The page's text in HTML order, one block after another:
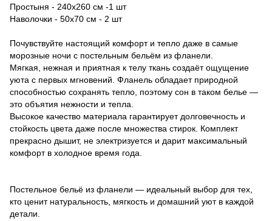
Простыня - 240х260 см -1 шт
Наволочки - 50х70 см - 2 шт
Почувствуйте настоящий комфорт и тепло даже в самые
морозные ночи с постельным бельём из фланели.
Мягкая, нежная и приятная к телу ткань создаёт ощущение
уюта с первых мгновений. Фланель обладает природной
способностью сохранять тепло, поэтому сон в таком белье —
это объятия нежности и тепла.
Высокое качество материала гарантирует долговечность и
стойкость цвета даже после множества стирок. Комплект
прекрасно дышит, не электризуется и дарит максимальный
комфорт в холодное время года.
Постельное бельё из фланели — идеальный выбор для тех,
кто ценит натуральность, мягкость и домашний уют в каждой
детали.